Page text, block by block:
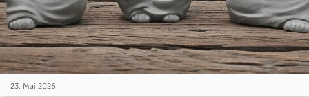
23. Mai 2026